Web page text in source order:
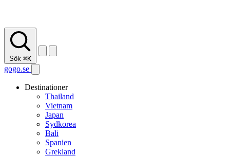
Sök ⌘K
gogo.se
Destinationer
Thailand
Vietnam
Japan
Sydkorea
Bali
Spanien
Grekland